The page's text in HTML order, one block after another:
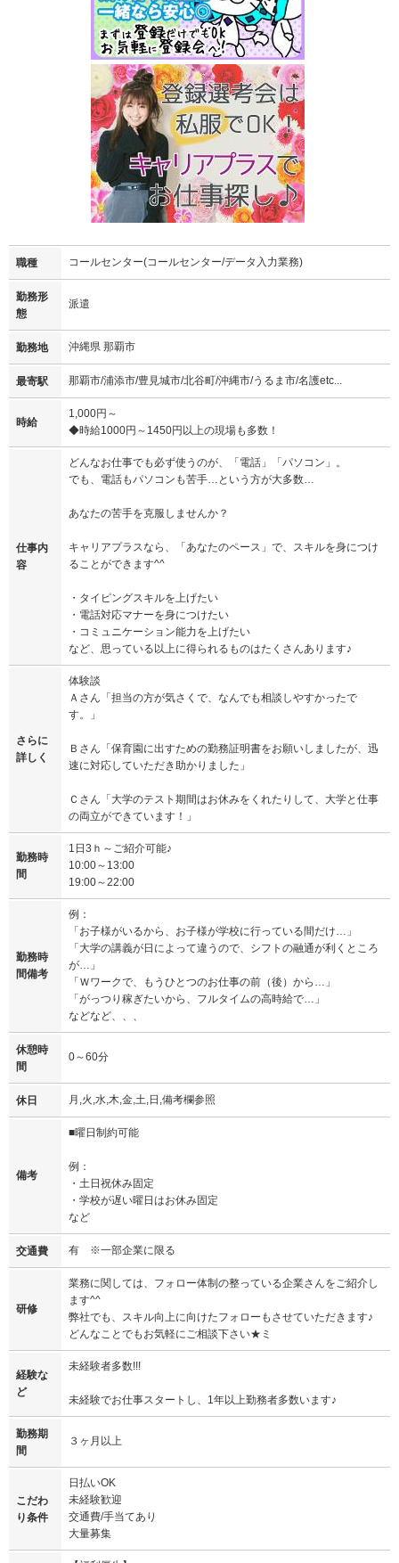
職種 コールセンター(コールセンター/データ入力業務)
勤務形
態
派遣
勤務地 沖縄県 那覇市
最寄駅 那覇市/浦添市/豊見城市/北谷町/沖縄市/うるま市/名護etc...
時給
1,000円～
◆時給1000円～1450円以上の現場も多数！
仕事内
容
どんなお仕事でも必ず使うのが、「電話」「パソコン」。
でも、電話もパソコンも苦手…という方が大多数…
あなたの苦手を克服しませんか？
キャリアプラスなら、「あなたのペース」で、スキルを身につけ
ることができます^^
・タイピングスキルを上げたい
・電話対応マナーを身につけたい
・コミュニケーション能力を上げたい
など、思っている以上に得られるものはたくさんあります♪
さらに
詳しく
体験談
Ａさん「担当の方が気さくで、なんでも相談しやすかったで
す。」
Ｂさん「保育園に出すための勤務証明書をお願いしましたが、迅
速に対応していただき助かりました」
Ｃさん「大学のテスト期間はお休みをくれたりして、大学と仕事
の両立ができています！」
勤務時
間
1日3ｈ～ご紹介可能♪
10:00～13:00
19:00～22:00
勤務時
間備考
例：
「お子様がいるから、お子様が学校に行っている間だけ…」
「大学の講義が日によって違うので、シフトの融通が利くところ
が…」
「Ｗワークで、もうひとつのお仕事の前（後）から…」
「がっつり稼ぎたいから、フルタイムの高時給で…」
などなど、、、
休憩時
間
0～60分
休日 月,火,水,木,金,土,日,備考欄参照
備考
■曜日制約可能
例：
・土日祝休み固定
・学校が遅い曜日はお休み固定
など
交通費 有 ※一部企業に限る
研修
業務に関しては、フォロー体制の整っている企業さんをご紹介し
ます^^
弊社でも、スキル向上に向けたフォローもさせていただきます♪
どんなことでもお気軽にご相談下さい★ミ
経験な
ど
未経験者多数!!!
未経験でお仕事スタートし、1年以上勤務者多数います♪
勤務期
間
３ヶ月以上
こだわ
り条件
日払いOK
未経験歓迎
交通費/手当てあり
大量募集